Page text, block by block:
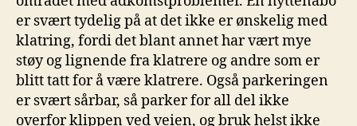
er svært tydelig på at det ikke er ønskelig med
klatring, fordi det blant annet har vært mye
støy og lignende fra klatrere og andre som er
blitt tatt for å være klatrere. Også parkeringen
er svært sårbar, så parker for all del ikke
overfor klippen ved veien, og bruk helst ikke